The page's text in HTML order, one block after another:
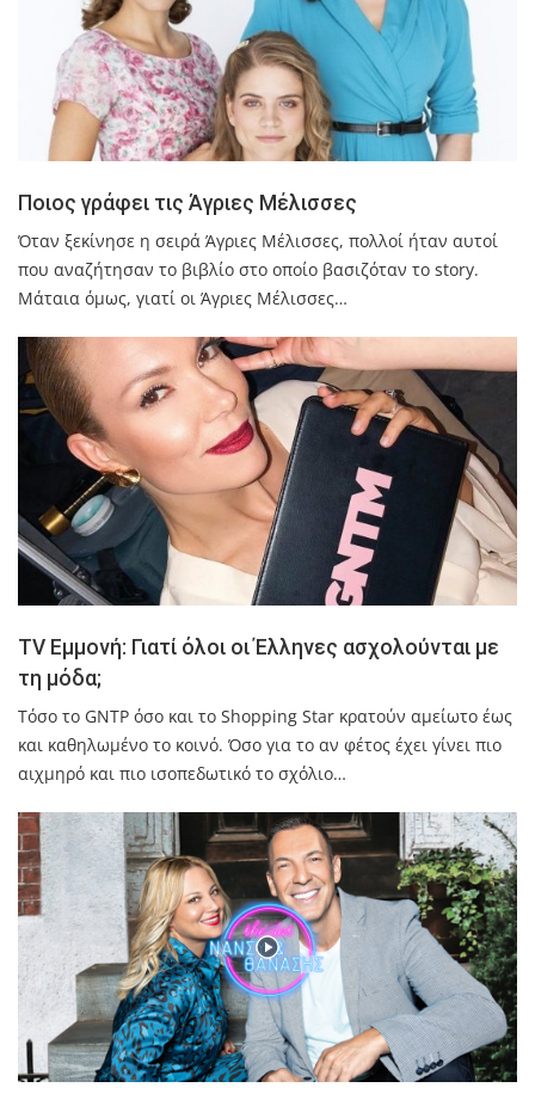
Ποιος γράφει τις Άγριες Μέλισσες
Όταν ξεκίνησε η σειρά Άγριες Μέλισσες, πολλοί ήταν αυτοί
που αναζήτησαν το βιβλίο στο οποίο βασιζόταν το story.
Μάταια όμως, γιατί οι Άγριες Μέλισσες…
TV Εμμονή: Γιατί όλοι οι Έλληνες ασχολούνται με
τη μόδα;
Τόσο το GNTP όσο και το Shopping Star κρατούν αμείωτο έως
και καθηλωμένο το κοινό. Όσο για το αν φέτος έχει γίνει πιο
αιχμηρό και πιο ισοπεδωτικό το σχόλιο…